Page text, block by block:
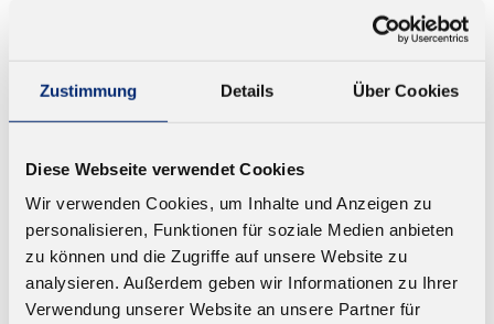
Zustimmung Details Über Cookies
Diese Webseite verwendet Cookies
Wir verwenden Cookies, um Inhalte und Anzeigen zu
personalisieren, Funktionen für soziale Medien anbieten
zu können und die Zugriffe auf unsere Website zu
analysieren. Außerdem geben wir Informationen zu Ihrer
Verwendung unserer Website an unsere Partner für
REGISTRIEREN